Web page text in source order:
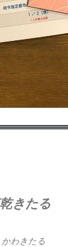
きたる
わきたる